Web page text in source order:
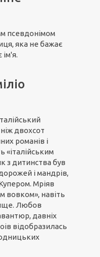
псевдонімом
яка не бажає
двохсот
романів і
«італійським
з дитинства був
і мандрів,
Мріяв
вовком», навіть
Любов
давніх
відобразилась